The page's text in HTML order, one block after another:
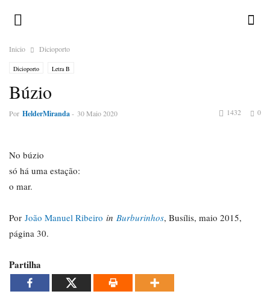
Inicio Dicioporto
Dicioporto Letra B
Búzio
Por HelderMiranda- 30 Maio 2020 0
1432
No búzio
só há uma estação:
o mar.
Por João Manuel Ribeiro in Burburinhos, Busílis, maio 2015,
página 30.
Partilha